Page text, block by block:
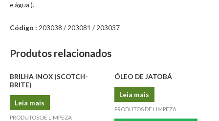
e água ).
Código : 203038 / 203081 / 203037
Produtos relacionados
BRILHA INOX (SCOTCH-
BRITE)
Leia mais
PRODUTOS DE LIMPEZA
ÓLEO DE JATOBÁ
Leia mais
PRODUTOS DE LIMPEZA